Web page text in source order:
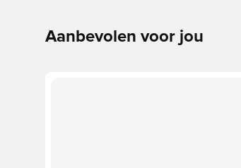
Aanbevolen voor jou